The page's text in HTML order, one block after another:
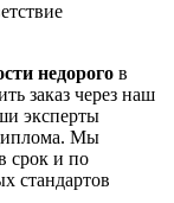
недорого в
заказ через наш
эксперты
Мы
срок и по
стандартов